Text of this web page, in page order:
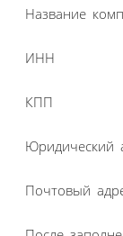
Название
ИНН
КПП
Юридический
Почтовый